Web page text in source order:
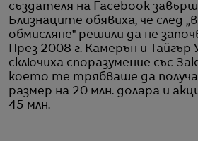
създателя на Facebook
Близнаците обявиха, че след
обмисляне" решили да не
През 2008 г. Камерън и Тайгър
сключиха споразумение със
което те трябваше да
размер на 20 млн. долара и
45 млн.